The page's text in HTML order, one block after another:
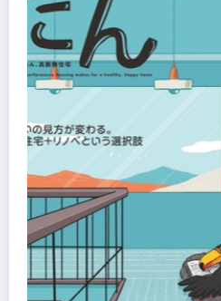
『大阪梅田ツイン
タワーズ・サウ
から「オフサイト
エネルギー電力の
Copyright © 2026 LOCAL STAR Inc.